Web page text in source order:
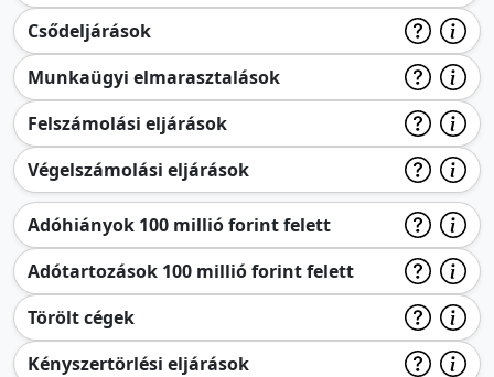
Csődeljárások
Munkaügyi elmarasztalások
Felszámolási eljárások
Végelszámolási eljárások
Adóhiányok 100 millió forint felett
Adótartozások 100 millió forint felett
Törölt cégek
Kényszertörlési eljárások